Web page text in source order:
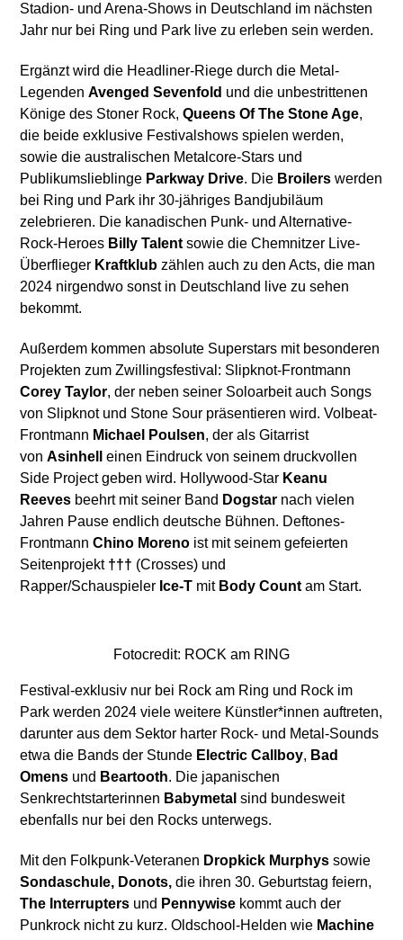
Stadion- und Arena-Shows in Deutschland im nächsten
Jahr nur bei Ring und Park live zu erleben sein werden.
Ergänzt wird die Headliner-Riege durch die Metal-
LegendenAvenged Sevenfold und die unbestrittenen
Könige des Stoner Rock,Queens Of The Stone Age,
die beide exklusive Festivalshows spielen werden,
sowie die australischen Metalcore-Stars und
Publikumslieblinge Parkway Drive. Die Broilers werden
bei Ring und Park ihr 30-jähriges Bandjubiläum
zelebrieren. Die kanadischen Punk- und Alternative-
Rock-Heroes Billy Talent sowie die Chemnitzer Live-
Überflieger Kraftklub zählen auch zu den Acts, die man
2024 nirgendwo sonst in Deutschland live zu sehen
bekommt.
Außerdem kommen absolute Superstars mit besonderen
Projekten zum Zwillingsfestival: Slipknot-Frontmann
Corey Taylor, der neben seiner Soloarbeit auch Songs
von Slipknot und Stone Sour präsentieren wird. Volbeat-
Frontmann Michael Poulsen, der als Gitarrist
vonAsinhell
einen Eindruck von seinem druckvollen
Side Project geben wird. Hollywood-Star Keanu
Reeves beehrt mit seiner Band Dogstar nach vielen
Jahren Pause endlich deutsche Bühnen. Deftones-
FrontmannChino Moreno ist mit seinem gefeierten
Seitenprojekt ††† (Crosses) und
Rapper/Schauspieler Ice-T mit Body Count am Start.
Fotocredit: ROCK am RING
Festival-exklusiv nur bei Rock am Ring und Rock im
Park werden 2024 viele weitere Künstler*innen auftreten,
darunter aus dem Sektor harter Rock- und Metal-Sounds
etwa die Bands der Stunde Electric Callboy, Bad
Omens und Beartooth. Die japanischen
Senkrechtstarterinnen Babymetalsind bundesweit
ebenfalls nur bei den Rocks unterwegs.
Mit den Folkpunk-Veteranen Dropkick Murphys sowie
Sondaschule, Donots, die ihren 30. Geburtstag feiern,
The Interrupters und Pennywise kommt auch der
Punkrock nicht zu kurz. Oldschool-Helden wie Machine